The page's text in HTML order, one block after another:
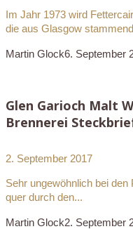
Im Jahr 1973 wird
die aus Glasgow
Martin Glock6. September
Glen Garioch Malt
Brennerei
2. September 2017
Sehr ungewöhnlich bei
quer durch den...
Martin Glock2. September